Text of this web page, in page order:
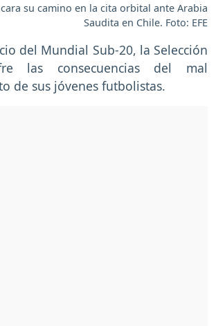
su camino en la cita orbital ante Arabia
Saudita en Chile. Foto: EFE
del Mundial Sub-20, la Selección
las consecuencias del mal
de sus jóvenes futbolistas.